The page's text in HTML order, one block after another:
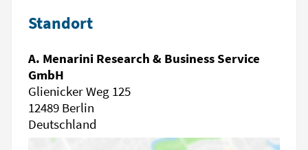
Standort
A. Menarini Research & Business Service
GmbH
Glienicker Weg 125
12489 Berlin
Deutschland